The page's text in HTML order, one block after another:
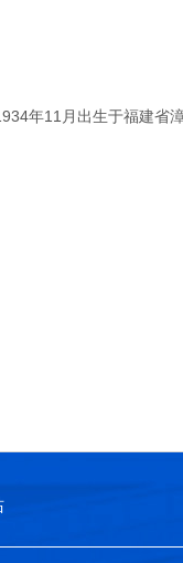
年11月出生于福建省